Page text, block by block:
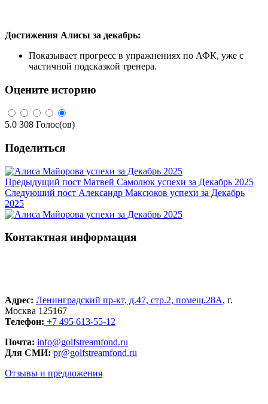
Достижения Алисы за декабрь:
Показывает прогресс в упражнениях по АФК, уже с
частичной подсказкой тренера.
Оцените историю
5.0 308 Голос(ов)
Поделиться
Предыдущий пост Матвей Самолюк успехи за Декабрь 2025
Следующий пост Александр Максюков успехи за Декабрь
2025
Контактная информация
Адрес: Ленинградский пр-кт, д.47, стр.2, помещ.28А, г.
Москва 125167
Телефон: +7 495 613-55-12
Почта: info@golfstreamfond.ru
Для СМИ: pr@golfstreamfond.ru
Отзывы и предложения